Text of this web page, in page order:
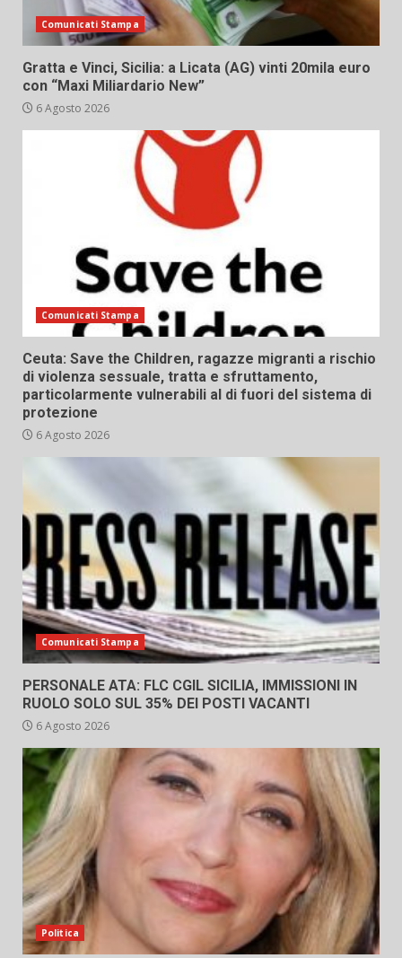
Comunicati Stampa
Gratta e Vinci, Sicilia: a Licata (AG) vinti 20mila euro
con “Maxi Miliardario New”
6 Agosto 2026
Comunicati Stampa
Ceuta: Save the Children, ragazze migranti a rischio
di violenza sessuale, tratta e sfruttamento,
particolarmente vulnerabili al di fuori del sistema di
protezione
6 Agosto 2026
Comunicati Stampa
PERSONALE ATA: FLC CGIL SICILIA, IMMISSIONI IN
RUOLO SOLO SUL 35% DEI POSTI VACANTI
6 Agosto 2026
Politica